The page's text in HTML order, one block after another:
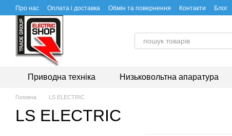
Перейти до основного контенту
Про нас Оплата і доставка Обмін та повернення Контакти Блог
Приводна техніка Низьковольтна апаратура
Головна LS ELECTRIC
LS ELECTRIC